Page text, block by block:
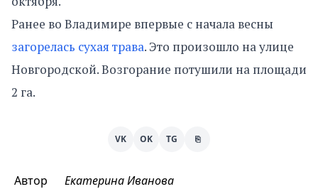
Ранее во Владимире впервые с начала весны
загорелась сухая трава. Это произошло на улице
Новгородской. Возгорание потушили на площади
2 га.
VK OK TG ⎘
Автор Екатерина Иванова